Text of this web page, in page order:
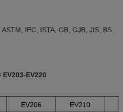
IEC, ISTA, GB, GJB, JIS, BS
EV203-EV220
EV206 EV210